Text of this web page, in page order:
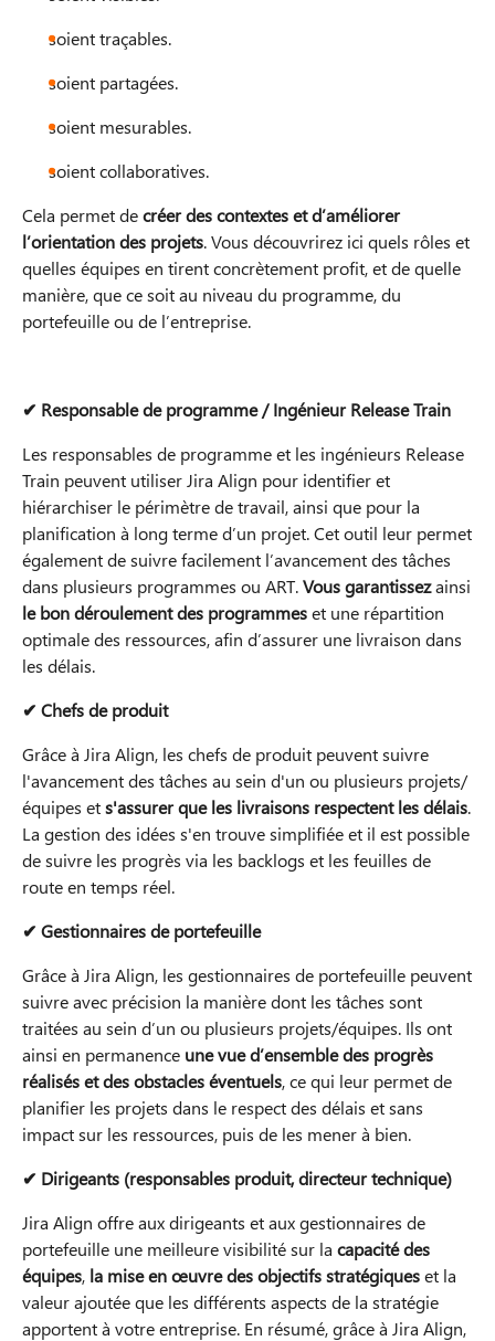
soient traçables.
soient partagées.
soient mesurables.
soient collaboratives.
Cela permet decréer des contextes et d’améliorer
l’orientation des projets. Vous découvrirez ici quels rôles et
quelles équipes en tirent concrètement profit, et de quelle
manière, que ce soit au niveau du programme, du
portefeuille ou de l’entreprise.
✔ Responsable de programme / Ingénieur Release Train
Les responsables de programme et les ingénieurs Release
Train peuvent utiliser Jira Align pour identifier et
hiérarchiser le périmètre de travail, ainsi que pour la
planification à long terme d’un projet. Cet outil leur permet
également de suivre facilement l’avancement des tâches
dans plusieurs programmes ou ART.Vous garantissezainsi
le bon déroulement des programmeset une répartition
optimale des ressources, afin d’assurer une livraison dans
les délais.
✔ Chefs de produit
Grâce à Jira Align, les chefs de produit peuvent suivre
l'avancement des tâches au sein d'un ou plusieurs projets/
équipes ets'assurer que les livraisons respectent les délais.
La gestion des idées s'en trouve simplifiée et il est possible
de suivre les progrès via les backlogs et les feuilles de
route en temps réel.
✔ Gestionnaires de portefeuille
Grâce à Jira Align, les gestionnaires de portefeuille peuvent
suivre avec précision la manière dont les tâches sont
traitées au sein d’un ou plusieurs projets/équipes. Ils ont
ainsi en permanence une vue d’ensemble des progrès
réalisés et des obstacles éventuels, ce qui leur permet de
planifier les projets dans le respect des délais et sans
impact sur les ressources, puis de les mener à bien.
✔ Dirigeants (responsables produit, directeur technique)
Jira Align offre aux dirigeants et aux gestionnaires de
portefeuille une meilleure visibilité sur la capacité des
équipes, la mise en œuvre des objectifs stratégiqueset la
valeur ajoutée que les différents aspects de la stratégie
apportent à votre entreprise. En résumé, grâce à Jira Align,